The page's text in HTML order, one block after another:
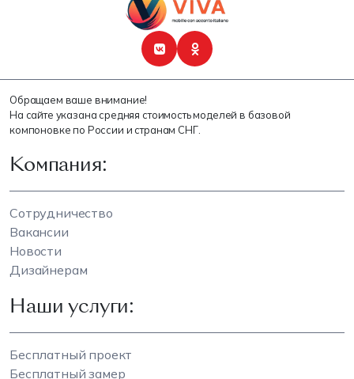
Обращаем ваше внимание!
На сайте указана средняя стоимость моделей в базовой
компоновке по России и странам СНГ.
Компания:
Сотрудничество
Вакансии
Новости
Дизайнерам
Наши услуги:
Бесплатный проект
Бесплатный замер